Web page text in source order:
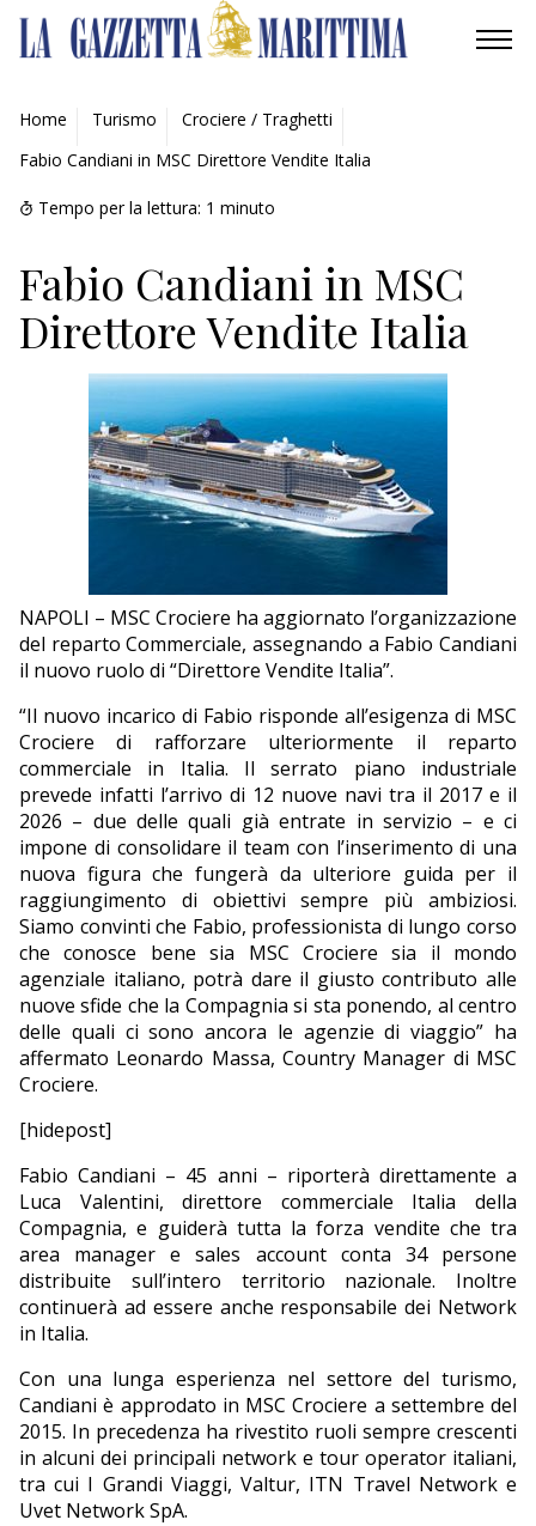
AMBIENTE
MOBILITÀ
INDUSTRIA
RICERCA
ECONOMIA
TURISMO
CULTURA
NAUTICA
Home Turismo
Crociere / Traghetti
Fabio Candiani in MSC Direttore Vendite Italia
Tempo per la lettura: 1 minuto
Fabio Candiani in MSC
Direttore Vendite Italia
NAPOLI – MSC Crociere ha aggiornato l’organizzazione
del reparto Commerciale, assegnando a Fabio Candiani
il nuovo ruolo di “Direttore Vendite Italia”.
“Il nuovo incarico di Fabio risponde all’esigenza di MSC
Crociere di rafforzare ulteriormente il reparto
commerciale in Italia. Il serrato piano industriale
prevede infatti l’arrivo di 12 nuove navi tra il 2017 e il
2026 – due delle quali già entrate in servizio – e ci
impone di consolidare il team con l’inserimento di una
nuova figura che fungerà da ulteriore guida per il
raggiungimento di obiettivi sempre più ambiziosi.
Siamo convinti che Fabio, professionista di lungo corso
che conosce bene sia MSC Crociere sia il mondo
agenziale italiano, potrà dare il giusto contributo alle
nuove sfide che la Compagnia si sta ponendo, al centro
delle quali ci sono ancora le agenzie di viaggio” ha
affermato Leonardo Massa, Country Manager di MSC
Crociere.
[hidepost]
Fabio Candiani – 45 anni – riporterà direttamente a
Luca Valentini, direttore commerciale Italia della
Compagnia, e guiderà tutta la forza vendite che tra
area manager e sales account conta 34 persone
distribuite sull’intero territorio nazionale. Inoltre
continuerà ad essere anche responsabile dei Network
in Italia.
Con una lunga esperienza nel settore del turismo,
Candiani è approdato in MSC Crociere a settembre del
2015. In precedenza ha rivestito ruoli sempre crescenti
in alcuni dei principali network e tour operator italiani,
tra cui I Grandi Viaggi, Valtur, ITN Travel Network e
Uvet Network SpA.